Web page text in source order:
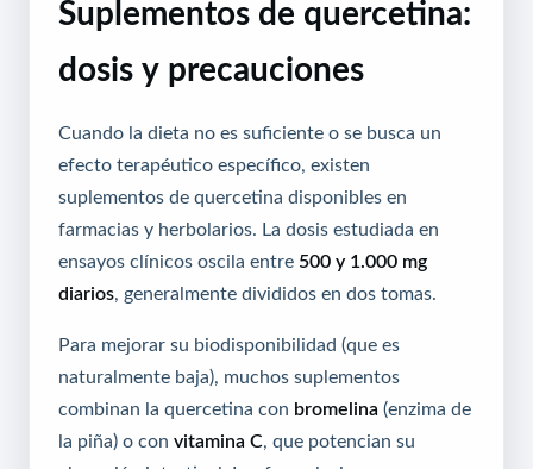
Suplementos de quercetina:
dosis y precauciones
Cuando la dieta no es suficiente o se busca un
efecto terapéutico específico, existen
suplementos de quercetina disponibles en
farmacias y herbolarios. La dosis estudiada en
ensayos clínicos oscila entre 500 y 1.000 mg
diarios , generalmente divididos en dos tomas.
Para mejorar su biodisponibilidad (que es
naturalmente baja), muchos suplementos
combinan la quercetina con bromelina (enzima de
la piña) o con vitamina C , que potencian su